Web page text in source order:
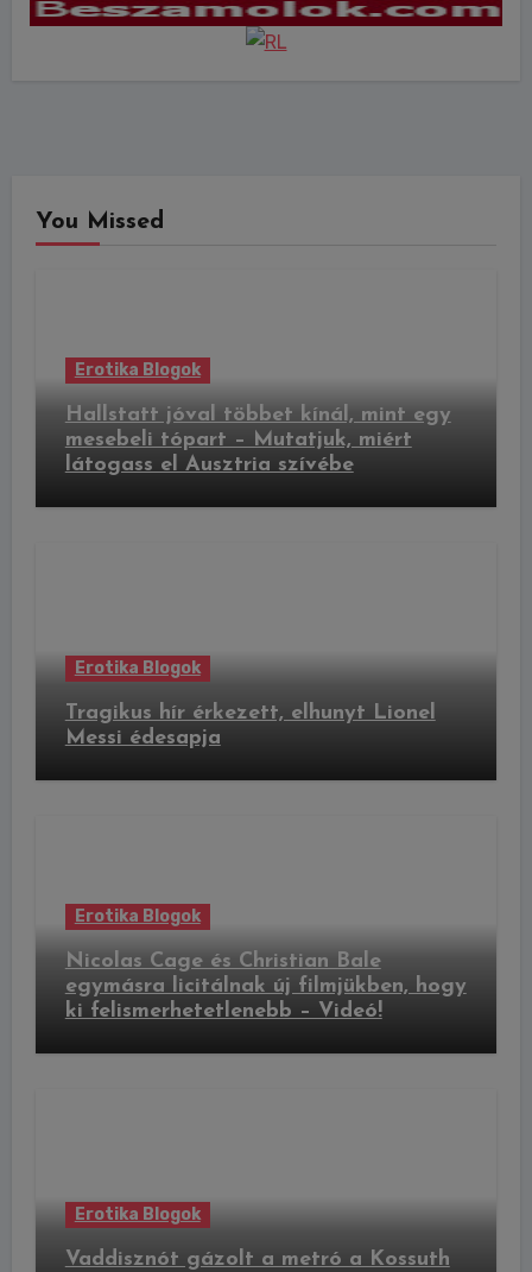
You Missed
Erotika Blogok
Hallstatt jóval többet kínál, mint egy
mesebeli tópart – Mutatjuk, miért
látogass el Ausztria szívébe
Erotika Blogok
Tragikus hír érkezett, elhunyt Lionel
Messi édesapja
Erotika Blogok
Nicolas Cage és Christian Bale
egymásra licitálnak új filmjükben, hogy
ki felismerhetetlenebb – Videó!
Erotika Blogok
Vaddisznót gázolt a metró a Kossuth